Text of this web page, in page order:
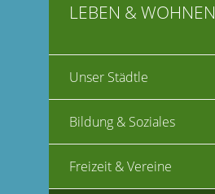
LEBEN & WOHNEN
Unser Städtle
Bildung & Soziales
Freizeit & Vereine